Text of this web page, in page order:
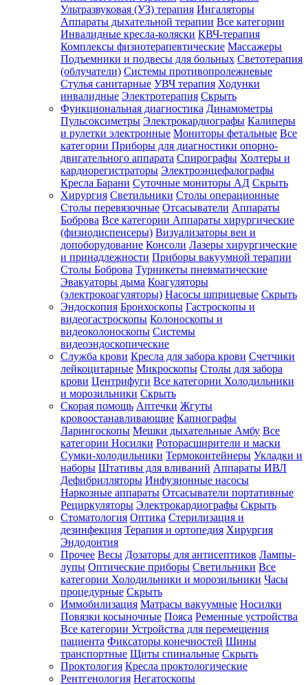
Ультразвуковая (УЗ) терапия Ингаляторы
Аппараты дыхательной терапии Все категории
Инвалидные кресла-коляски КВЧ-терапия
Комплексы физиотерапевтические Массажеры
Подъемники и подвесы для больных Светотерапия
(облучатели) Системы противопролежневые
Стулья санитарные УВЧ терапия Ходунки
инвалидные Электротерапия Скрыть
Функциональная диагностика Динамометры
Пульсоксиметры Электрокардиографы Калиперы
и рулетки электронные Мониторы фетальные Все
категории Приборы для диагностики опорно-
двигательного аппарата Спирографы Холтеры и
кардиорегистраторы Электроэнцефалографы
Кресла Барани Суточные мониторы АД Скрыть
Хирургия Светильники Столы операционные
Столы перевязочные Отсасыватели Аппараты
Боброва Все категории Аппараты хирургические
(физиодиспенсеры) Визуализаторы вен и
допоборудование Консоли Лазеры хирургические
и принадлежности Приборы вакуумной терапии
Столы Боброва Турникеты пневматические
Эвакуаторы дыма Коагуляторы
(электрокоагуляторы) Насосы шприцевые Скрыть
Эндоскопия Бронхоскопы Гастроскопы и
видеогастроскопы Колоноскопы и
видеоколоноскопы Системы
видеоэндоскопические
Служба крови Кресла для забора крови Счетчики
лейкоцитарные Микроскопы Столы для забора
крови Центрифуги Все категории Холодильники
и морозильники Скрыть
Скорая помощь Аптечки Жгуты
кровоостанавливающие Капнографы
Ларингоскопы Мешки дыхательные Амбу Все
категории Носилки Роторасширители и маски
Сумки-холодильники Термоконтейнеры Укладки и
наборы Штативы для вливаний Аппараты ИВЛ
Дефибрилляторы Инфузионные насосы
Наркозные аппараты Отсасыватели портативные
Рециркуляторы Электрокардиографы Скрыть
Стоматология Оптика Стерилизация и
дезинфекция Терапия и ортопедия Хирургия
Эндодонтия
Прочее Весы Дозаторы для антисептиков Лампы-
лупы Оптические приборы Светильники Все
категории Холодильники и морозильники Часы
процедурные Скрыть
Иммобилизация Матрасы вакуумные Носилки
Повязки косыночные Пояса Ременные устройства
Все категории Устройства для перемещения
пациента Фиксаторы конечностей Шины
транспортные Щиты спинальные Скрыть
Проктология Кресла проктологические
Рентгенология Негатоскопы